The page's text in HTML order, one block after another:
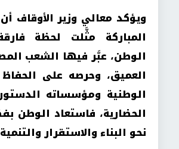
ويؤكد معالي وزير الأوقاف
المباركة مثَّلت لحظة
الوطن، عبَّر فيها الشعب
العميق، وحرصه على
الوطنية ومؤسساته
الحضارية، فاستعاد الوطن
نحو البناء والاستقرار